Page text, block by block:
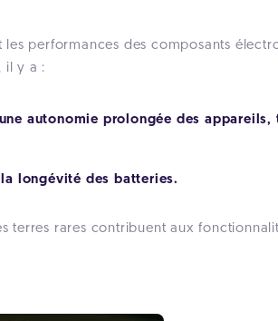
performances des composants
il y a :
autonomie prolongée des appareils,
longévité des batteries.
terres rares contribuent aux